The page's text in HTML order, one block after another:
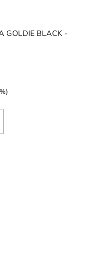
GOLDIE BLACK -